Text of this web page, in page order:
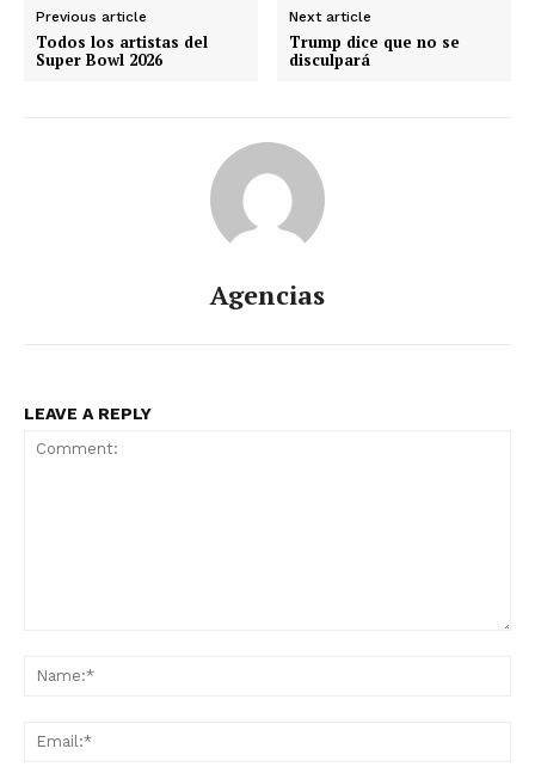
Previous article
Todos los artistas del
Super Bowl 2026
Next article
Trump dice que no se
disculpará
Agencias
LEAVE A REPLY